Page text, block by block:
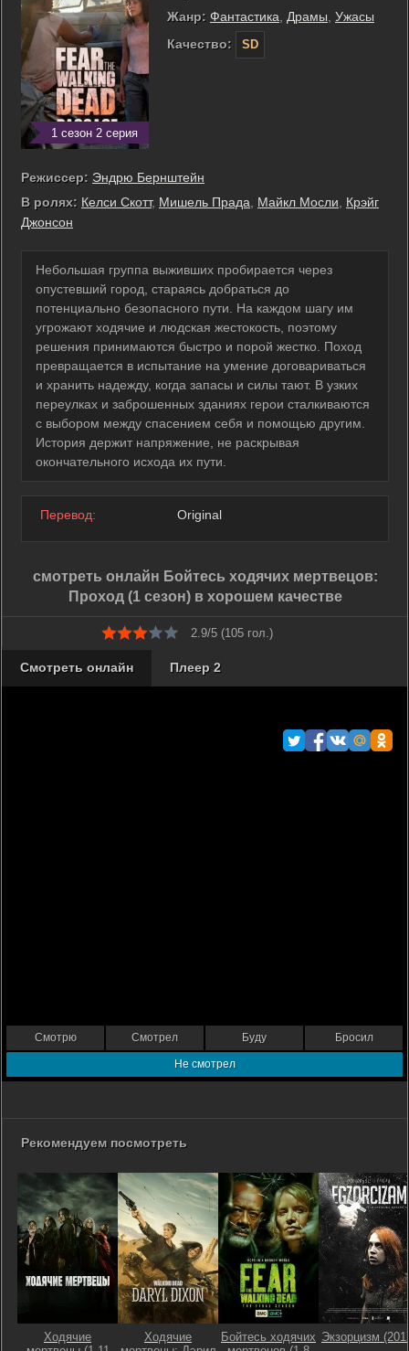
1 сезон 2 серия
Жанр: Фантастика Драмы Ужасы
Качество:
SD
Режиссер: Эндрю Бернштейн
В ролях: Келси Скотт, Мишель Прада Майкл Мосли
Крэйг
Джонсон
Небольшая группа выживших пробирается через
опустевший город, стараясь добраться до
потенциально безопасного пути. На каждом шагу им
угрожают ходячие и людская жестокость, поэтому
решения принимаются быстро и порой жестко. Поход
превращается в испытание на умение договариваться
и хранить надежду, когда запасы и силы тают. В узких
переулках и заброшенных зданиях герои сталкиваются
с выбором между спасением себя и помощью другим.
История держит напряжение, не раскрывая
окончательного исхода их пути.
Перевод: Original
смотреть онлайн Бойтесь ходячих мертвецов:
Проход (1 сезон) в хорошем качестве
2.9/5 (105гол.)
Смотреть онлайн Плеер 2
Смотрю Смотрел Буду Бросил
Не смотрел
Рекомендуем посмотреть
Ходячие
Ходячие
Бойтесь ходячих Экзорцизм